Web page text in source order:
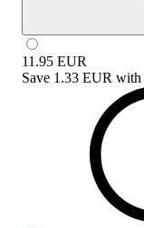
11.95 EUR
Save 1.33 EUR with